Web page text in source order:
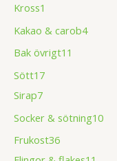
Kross1
Kakao & carob4
Bak övrigt11
Sött17
Sirap7
Socker & sötning10
Frukost36